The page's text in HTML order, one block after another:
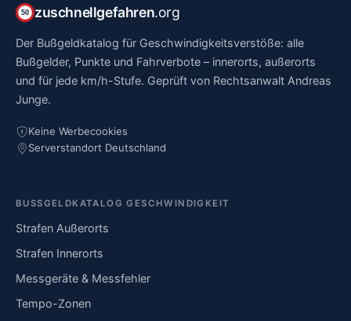
50 zuschnellgefahren.org
Der Bußgeldkatalog für Geschwindigkeitsverstöße: alle
Bußgelder, Punkte und Fahrverbote – innerorts, außerorts
und für jede km/h-Stufe. Geprüft von Rechtsanwalt Andreas
Junge.
Keine Werbecookies
Serverstandort Deutschland
BUSSGELDKATALOG GESCHWINDIGKEIT
Strafen Außerorts
Strafen Innerorts
Messgeräte & Messfehler
Tempo-Zonen